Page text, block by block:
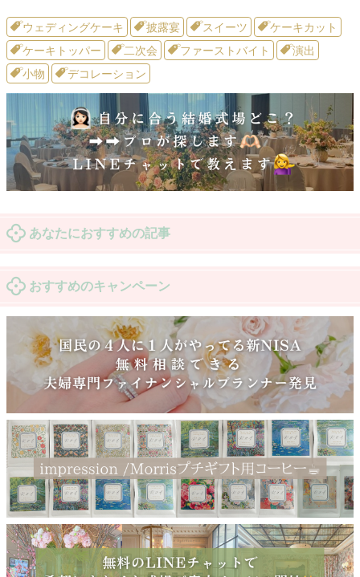
ウェディングケーキ 披露宴 スイーツ
ケーキカット
ケーキトッパー
二次会 ファーストバイト
演出
小物
デコレーション
あなたにおすすめの記事
おすすめのキャンペーン